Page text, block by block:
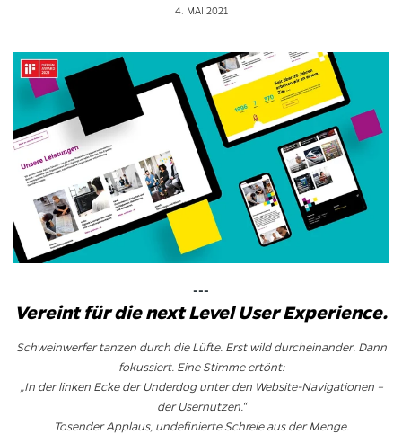
4. MAI 2021
---
Vereint für die next Level User Experience.
Schweinwerfer tanzen durch die Lüfte. Erst wild durcheinander. Dann
fokussiert. Eine Stimme ertönt:
„In der linken Ecke der Underdog unter den Website-Navigationen –
der Usernutzen.“
Tosender Applaus, undefinierte Schreie aus der Menge.